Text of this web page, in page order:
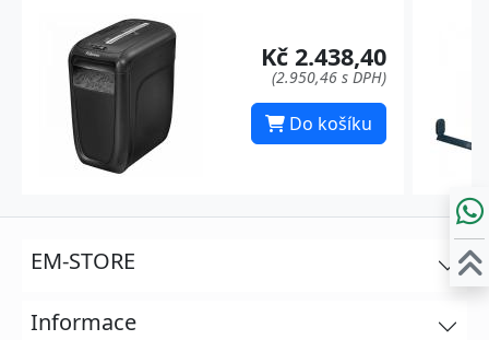
Kč 2.438,40
(2.950,46 s DPH)
Do košíku
EM-STORE
Informace